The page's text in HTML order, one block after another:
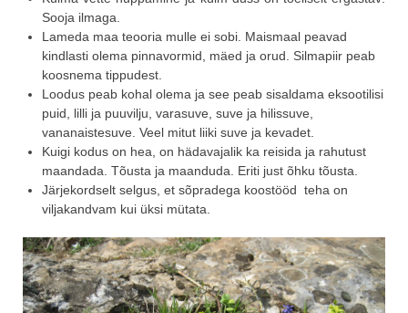
Sooja ilmaga.
Lameda maa teooria mulle ei sobi. Maismaal peavad
kindlasti olema pinnavormid, mäed ja orud. Silmapiir peab
koosnema tippudest.
Loodus peab kohal olema ja see peab sisaldama eksootilisi
puid, lilli ja puuvilju, varasuve, suve ja hilissuve,
vananaistesuve. Veel mitut liiki suve ja kevadet.
Kuigi kodus on hea, on hädavajalik ka reisida ja rahutust
maandada. Tõusta ja maanduda. Eriti just õhku tõusta.
Järjekordselt selgus, et sõpradega koostööd teha on
viljakandvam kui üksi mütata.